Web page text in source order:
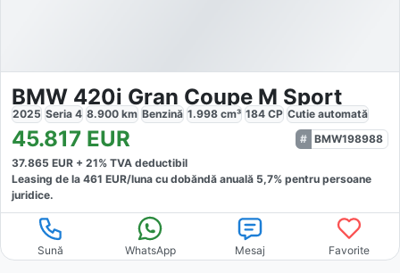
BMW 420i Gran Coupe M Sport
2025 Seria 4 8.900 km Benzină 1.998 cm³ 184 CP Cutie automată
45.817 EUR
BMW198988
37.865 EUR + 21% TVA deductibil
Leasing de la 461 EUR/luna cu dobăndă anuală 5,7% pentru persoane
juridice.
Sună WhatsApp Mesaj Favorite